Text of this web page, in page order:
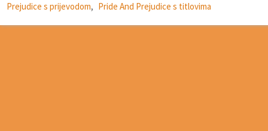
Prejudice s prijevodom, Pride And Prejudice s titlovima